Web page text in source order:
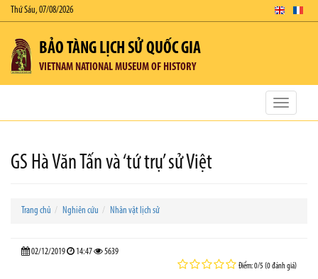
Thứ Sáu, 07/08/2026
BẢO TÀNG LỊCH SỬ QUỐC GIA
VIETNAM NATIONAL MUSEUM OF HISTORY
Toggle
GS Hà Văn Tấn và ‘tứ trụ’ sử Việt
Trang chủ Nghiên cứu Nhân vật lịch sử
02/12/2019 14:47 5639
Điểm: 0/5 (0 đánh giá)